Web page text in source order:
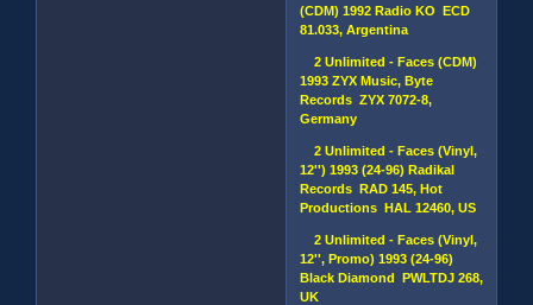
(CDM) 1992 Radio KO ECD
81.033, Argentina
2 Unlimited - Faces (CDM)
1993 ZYX Music, Byte
Records ZYX 7072-8,
Germany
2 Unlimited - Faces (Vinyl,
12'') 1993 (24-96) Radikal
Records RAD 145, Hot
Productions HAL 12460, US
2 Unlimited - Faces (Vinyl,
12'', Promo) 1993 (24-96)
Black Diamond PWLTDJ 268,
UK